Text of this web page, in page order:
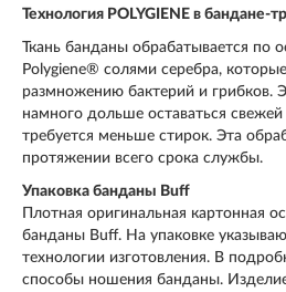
Технология POLYGIENE в бандане-
Ткань банданы обрабатывается по
Polygiene® солями серебра,
размножению бактерий и грибков.
намного дольше оставаться свежей
требуется меньше стирок. Эта
протяжении всего срока службы.
Упаковка банданы Buff
Плотная оригинальная картонная
банданы Buff. На упаковке
технологии изготовления. В
способы ношения банданы.